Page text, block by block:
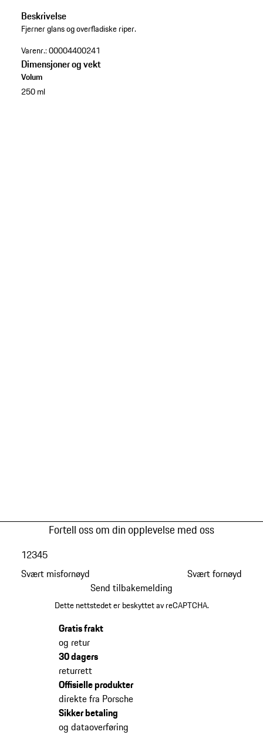
Beskrivelse
Fjerner glans og overfladiske riper.
Varenr.:00004400241
Dimensjoner og vekt
Volum
250 ml
Fortell oss om din opplevelse med oss
Svært misfornøyd
12345
Svært fornøyd
Send tilbakemelding
Dette nettstedet er beskyttet av reCAPTCHA.
Gratis frakt
og retur
30 dagers
returrett
Offisielle produkter
direkte fra Porsche
Sikker betaling
og dataoverføring